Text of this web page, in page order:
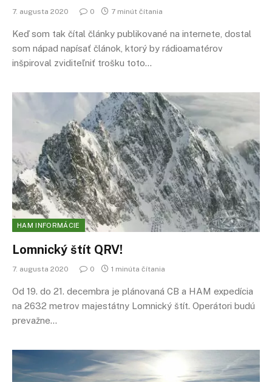
7. augusta 2020 0 7 minút čítania
Keď som tak čítal články publikované na internete, dostal
som nápad napísať článok, ktorý by rádioamatérov
inšpiroval zviditeľniť trošku toto…
HAM INFORMÁCIE
Lomnický štít QRV!
7. augusta 2020 0 1 minúta čítania
Od 19. do 21. decembra je plánovaná CB a HAM expedícia
na 2632 metrov majestátny Lomnický štít. Operátori budú
prevažne…